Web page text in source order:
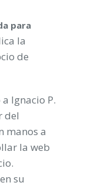
para
la
de
Ignacio P.
del
manos a
la web
su